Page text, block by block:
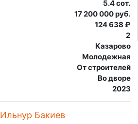
5.4 сот.
17 200 000 руб.
124 638 ₽
2
Казарово
Молодежная
От строителей
Во дворе
2023
Ильнур Бакиев